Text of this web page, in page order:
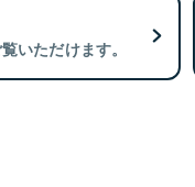
いただけます。